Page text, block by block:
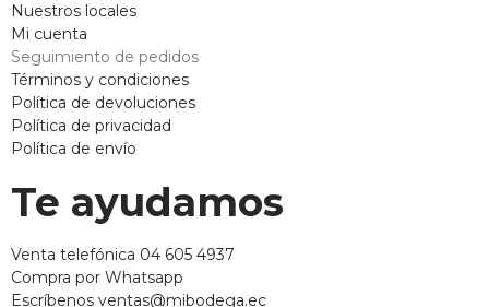
Nuestros locales
Mi cuenta
Seguimiento de pedidos
Términos y condiciones
Política de devoluciones
Política de privacidad
Política de envío
Te ayudamos
Venta telefónica 04 605 4937
Compra por Whatsapp
Escríbenos ventas@mibodega.ec